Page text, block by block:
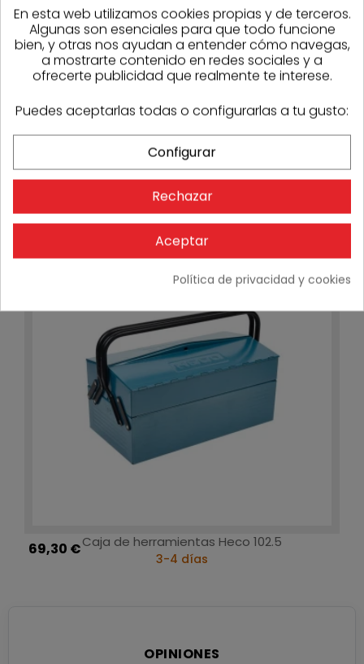
Mesa de trabajo transportable Virutex MT58K
3-4 días
Caja de herramientas Heco 102.5
69,30 €
3-4 días
OPINIONES
En esta web utilizamos cookies propias y de terceros.
Algunas son esenciales para que todo funcione
bien, y otras nos ayudan a entender cómo navegas,
a mostrarte contenido en redes sociales y a
ofrecerte publicidad que realmente te interese.
Puedes aceptarlas todas o configurarlas a tu gusto:
Configurar
Rechazar
Aceptar
Política de privacidad y cookies